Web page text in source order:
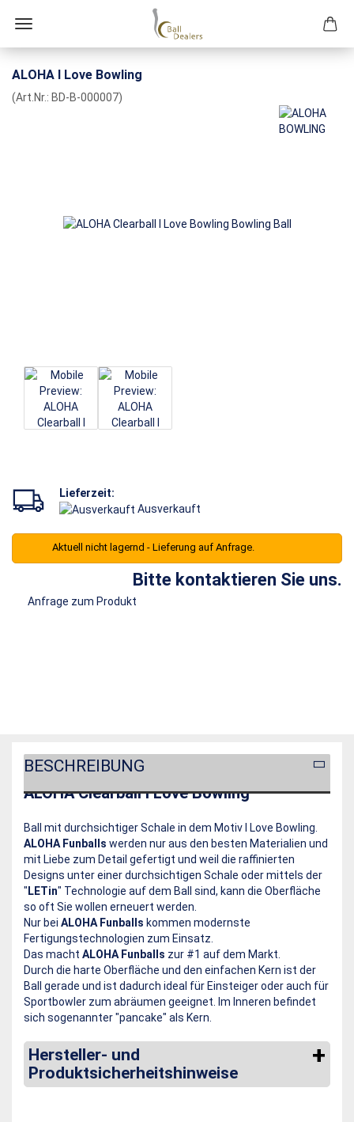
ALOHA I Love Bowling
(Art.Nr.: BD-B-000007)
Lieferzeit:
Ausverkauft
Aktuell nicht lagernd - Lieferung auf Anfrage.
Bitte kontaktieren Sie uns.
Anfrage zum Produkt
BESCHREIBUNG
ALOHA Clearball I Love Bowling
Ball mit durchsichtiger Schale in dem Motiv I Love Bowling.
ALOHA Funballs werden nur aus den besten Materialien und
mit Liebe zum Detail gefertigt und weil die raffinierten
Designs unter einer durchsichtigen Schale oder mittels der
" LETin" Technologie auf dem Ball sind, kann die Oberfläche
so oft Sie wollen erneuert werden.
Nur bei ALOHA Funballs kommen modernste
Fertigungstechnologien zum Einsatz.
Das macht ALOHA Funballs zur #1 auf dem Markt.
Durch die harte Oberfläche und den einfachen Kern ist der
Ball gerade und ist dadurch ideal für Einsteiger oder auch für
Sportbowler zum abräumen geeignet. Im Inneren befindet
sich sogenannter "pancake" als Kern.
Hersteller- und
Produktsicherheitshinweise